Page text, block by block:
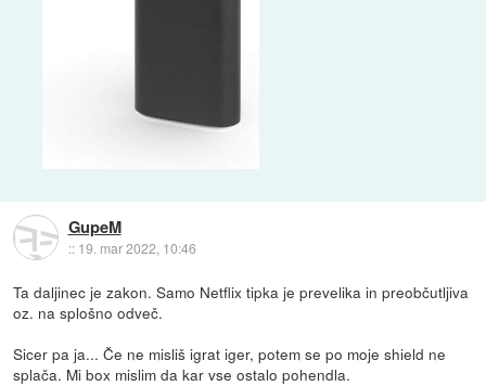
GupeM
:: 19. mar 2022, 10:46
Ta daljinec je zakon. Samo Netflix tipka je prevelika in preobčutljiva
oz. na splošno odveč.
Sicer pa ja... Če ne misliš igrat iger, potem se po moje shield ne
splača. Mi box mislim da kar vse ostalo pohendla.